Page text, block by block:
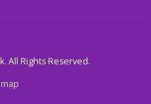
All Rights Reserved.